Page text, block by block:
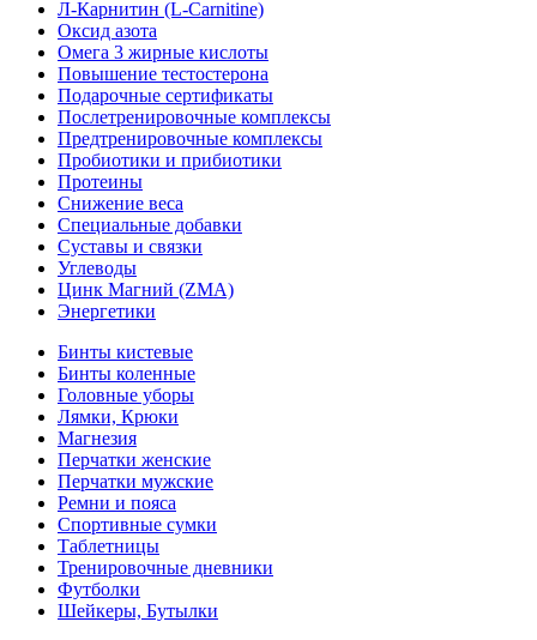
Л-Карнитин (L-Сarnitine)
Оксид азота
Омега 3 жирные кислоты
Повышение тестостерона
Подарочные сертификаты
Послетренировочные комплексы
Предтренировочные комплексы
Пробиотики и прибиотики
Протеины
Снижение веса
Специальные добавки
Суставы и связки
Углеводы
Цинк Магний (ZMA)
Энергетики
Бинты кистевые
Бинты коленные
Головные уборы
Лямки, Крюки
Магнезия
Перчатки женские
Перчатки мужские
Ремни и пояса
Спортивные сумки
Таблетницы
Тренировочные дневники
Футболки
Шейкеры, Бутылки